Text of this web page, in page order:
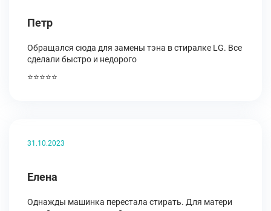
Петр
Обращался сюда для замены тэна в стиралке LG. Все
сделали быстро и недорого
⭐⭐⭐⭐⭐
31.10.2023
Елена
Однажды машинка перестала стирать. Для матери